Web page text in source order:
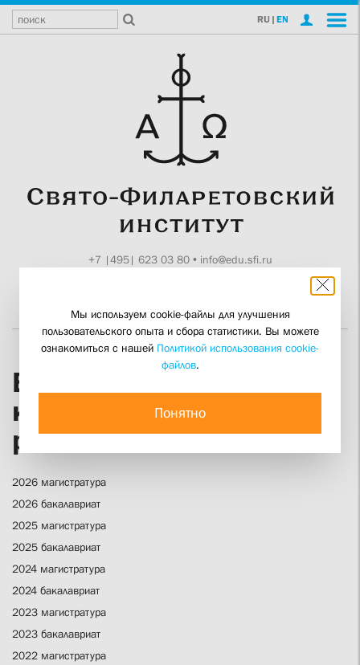
RU | EN
+7 |495| 623 03 80• info@edu.sfi.ru
Выпускные
квалификационные
работы
2026 магистратура
2026 бакалавриат
2025 магистратура
2025 бакалавриат
2024 магистратура
2024 бакалавриат
2023 магистратура
2023 бакалавриат
2022 магистратура
Мы используем cookie-файлы для улучшения
пользовательского опыта и сбора статистики. Вы можете
ознакомиться с нашей Политикой использования cookie-
файлов.
Понятно